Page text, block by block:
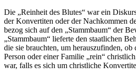
Die „Reinheit des Blutes“ war ein
der Konvertiten oder der Nachkommen
bezog sich auf den „Stammbaum“ der
„Stammbaum“ lieferte den staatlichen
die sie brauchten, um herauszufinden, ob
Person oder einer Familie „rein“
war, falls es sich um christliche